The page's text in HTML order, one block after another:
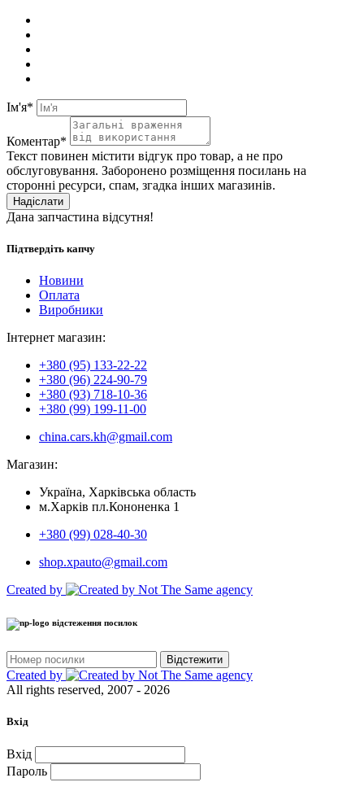
Ім'я*
Коментар*
Текст повинен містити відгук про товар, а не про
обслуговування. Заборонено розміщення посилань на
сторонні ресурси, спам, згадка інших магазинів.
Надіслати
Дана запчастина відсутня!
Підтвердіть капчу
Новини
Оплата
Виробники
Інтернет магазин:
+380 (95) 133-22-22
+380 (96) 224-90-79
+380 (93) 718-10-36
+380 (99) 199-11-00
china.cars.kh@gmail.com
Магазин:
Україна, Харківська область
м.Харків пл.Кононенка 1
+380 (99) 028-40-30
shop.xpauto@gmail.com
Created by
відстеження посилок
Відстежити
Created by
All rights reserved, 2007 - 2026
Вхід
Вхід
Пароль